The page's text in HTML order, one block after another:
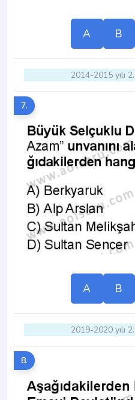
A B
2014-2015 yılı
7.
A B
2019-2020 yılı
8.